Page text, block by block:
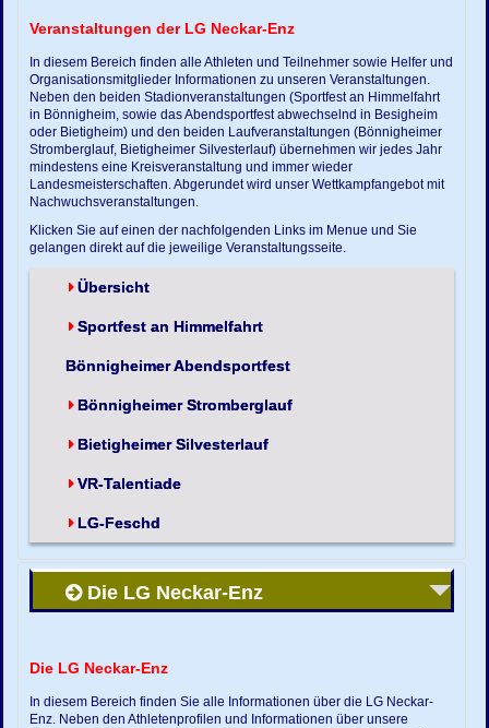
Veranstaltungen der LG Neckar-Enz
In diesem Bereich finden alle Athleten und Teilnehmer sowie Helfer und
Organisationsmitglieder Informationen zu unseren Veranstaltungen.
Neben den beiden Stadionveranstaltungen (Sportfest an Himmelfahrt
in Bönnigheim, sowie das Abendsportfest abwechselnd in Besigheim
oder Bietigheim) und den beiden Laufveranstaltungen (Bönnigheimer
Stromberglauf, Bietigheimer Silvesterlauf) übernehmen wir jedes Jahr
mindestens eine Kreisveranstaltung und immer wieder
Landesmeisterschaften. Abgerundet wird unser Wettkampfangebot mit
Nachwuchsveranstaltungen.
Klicken Sie auf einen der nachfolgenden Links im Menue und Sie
gelangen direkt auf die jeweilige Veranstaltungsseite.
Übersicht
Sportfest an Himmelfahrt
Bönnigheimer Abendsportfest
Bönnigheimer Stromberglauf
Bietigheimer Silvesterlauf
VR-Talentiade
LG-Feschd
Die LG Neckar-Enz
Die LG Neckar-Enz
In diesem Bereich finden Sie alle Informationen über die LG Neckar-
Enz. Neben den Athletenprofilen und Informationen über unsere